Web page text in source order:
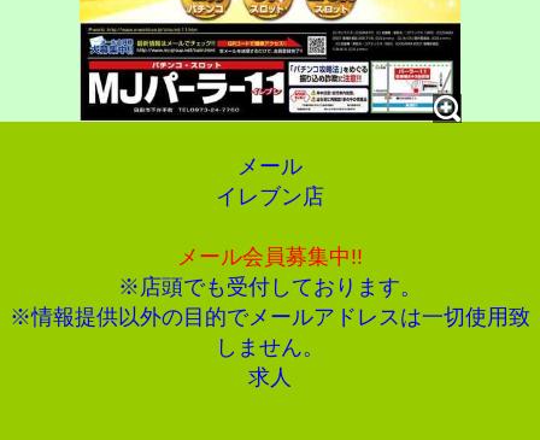
メール
イレブン店
メール会員募集中!!
※店頭でも受付しております。
※情報提供以外の目的でメールアドレスは一切使用致
しません。
求人